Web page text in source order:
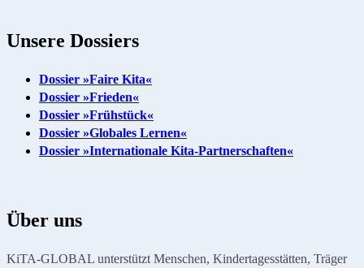
Unsere Dossiers
Dossier »Faire Kita«
Dossier »Frieden«
Dossier »Frühstück«
Dossier »Globales Lernen«
Dossier »Internationale Kita-Partnerschaften«
Über uns
KiTA-GLOBAL unterstützt Menschen, Kindertagesstätten, Träger